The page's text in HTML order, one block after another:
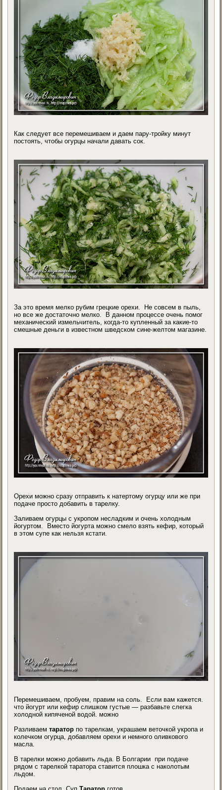
Как следует все перемешиваем и даем пару-тройку минут
постоять, чтобы огурцы начали давать сок.
За это время мелко рубим грецкие орехи. Не совсем в пыль,
но все же достаточно мелко. В данном процессе очень помог
механический измельчитель, когда-то купленный за какие-то
смешные деньги в известном шведском сине-желтом магазине.
Орехи можно сразу отправить к натертому огурцу или же при
подаче просто добавить в тарелку.
Заливаем огурцы с укропом несладким и очень холодным
йогуртом. Вместо йогурта можно смело взять кефир, который
в этом супе как нельзя кстати.
Перемешиваем, пробуем, правим на соль. Если вам кажется.
что йогурт или кефир слишком густые — разбавьте слегка
холодной кипяченой водой. можно
Разливаемтаратор по тарелкам, украшаем веточкой укропа и
колечком огурца, добавляем орехи и немного оливкового
масла.
В тарелки можно добавить льда. В Болгарии при подаче
рядом с тарелкой таратора ставится плошка с наколотым
льдом.